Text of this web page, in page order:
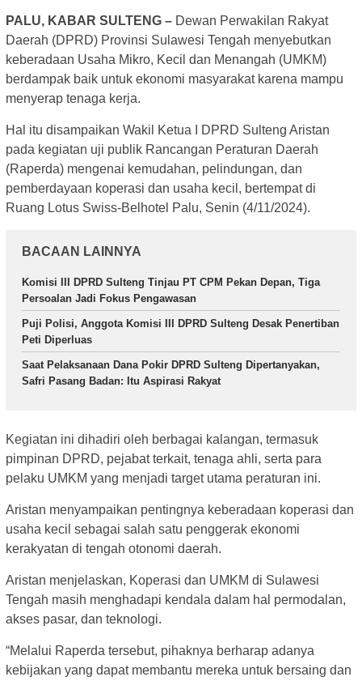
PALU, KABAR SULTENG – Dewan Perwakilan Rakyat
Daerah (DPRD) Provinsi Sulawesi Tengah menyebutkan
keberadaan Usaha Mikro, Kecil dan Menangah (UMKM)
berdampak baik untuk ekonomi masyarakat karena mampu
menyerap tenaga kerja.
Hal itu disampaikan Wakil Ketua I DPRD Sulteng Aristan
pada kegiatan uji publik Rancangan Peraturan Daerah
(Raperda) mengenai kemudahan, pelindungan, dan
pemberdayaan koperasi dan usaha kecil, bertempat di
Ruang Lotus Swiss-Belhotel Palu, Senin (4/11/2024).
BACAAN LAINNYA
Komisi III DPRD Sulteng Tinjau PT CPM Pekan Depan, Tiga
Persoalan Jadi Fokus Pengawasan
Puji Polisi, Anggota Komisi III DPRD Sulteng Desak Penertiban
Peti Diperluas
Saat Pelaksanaan Dana Pokir DPRD Sulteng Dipertanyakan,
Safri Pasang Badan: Itu Aspirasi Rakyat
Kegiatan ini dihadiri oleh berbagai kalangan, termasuk
pimpinan DPRD, pejabat terkait, tenaga ahli, serta para
pelaku UMKM yang menjadi target utama peraturan ini.
Aristan menyampaikan pentingnya keberadaan koperasi dan
usaha kecil sebagai salah satu penggerak ekonomi
kerakyatan di tengah otonomi daerah.
Aristan menjelaskan, Koperasi dan UMKM di Sulawesi
Tengah masih menghadapi kendala dalam hal permodalan,
akses pasar, dan teknologi.
“Melalui Raperda tersebut, pihaknya berharap adanya
kebijakan yang dapat membantu mereka untuk bersaing dan